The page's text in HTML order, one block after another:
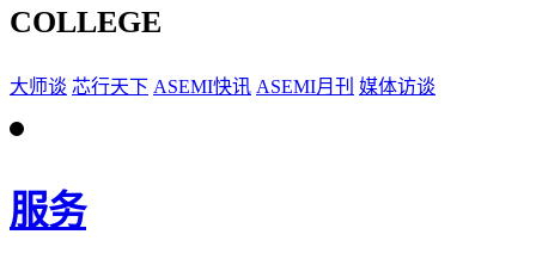
COLLEGE
大师谈 芯行天下 ASEMI快讯 ASEMI月刊 媒体访谈
服务